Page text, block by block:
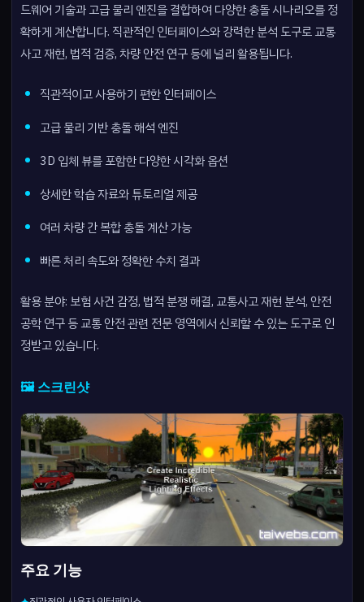
드웨어 기술과 고급 물리 엔진을 결합하여 다양한 충돌 시나리오를 정
확하게 계산합니다. 직관적인 인터페이스와 강력한 분석 도구로 교통
사고 재현, 법적 검증, 차량 안전 연구 등에 널리 활용됩니다.
직관적이고 사용하기 편한 인터페이스
고급 물리 기반 충돌 해석 엔진
3D 입체 뷰를 포함한 다양한 시각화 옵션
상세한 학습 자료와 튜토리얼 제공
여러 차량 간 복합 충돌 계산 가능
빠른 처리 속도와 정확한 수치 결과
활용 분야: 보험 사건 감정, 법적 분쟁 해결, 교통사고 재현 분석, 안전
공학 연구 등 교통 안전 관련 전문 영역에서 신뢰할 수 있는 도구로 인
정받고 있습니다.
🖼️ 스크린샷
주요 기능